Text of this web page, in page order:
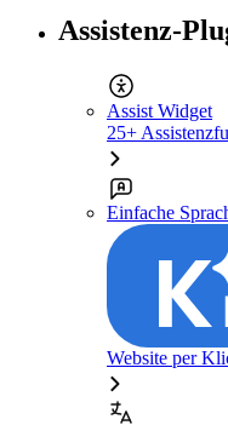
Assistenz-
Assist Widget
25+
Einfache
Website per